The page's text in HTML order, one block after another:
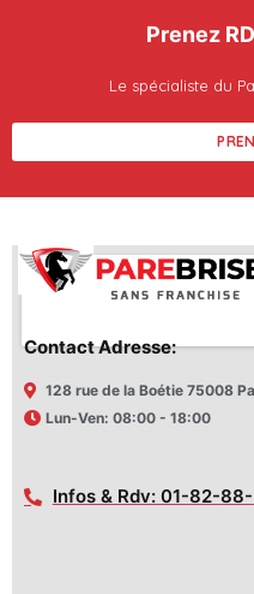
Prenez
Le spécialiste du
Contact Adresse:
128 rue de la Boétie 75008
Lun-Ven: 08:00 - 18:00
Infos & Rdv: 01-82-